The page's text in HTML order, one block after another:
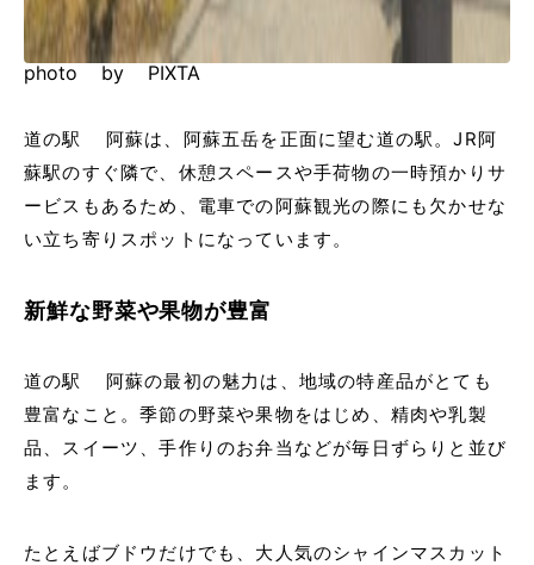
photo by PIXTA
道の駅 阿蘇は、阿蘇五岳を正面に望む道の駅。JR阿
蘇駅のすぐ隣で、休憩スペースや手荷物の一時預かりサ
ービスもあるため、電車での阿蘇観光の際にも欠かせな
い立ち寄りスポットになっています。
新鮮な野菜や果物が豊富
道の駅 阿蘇の最初の魅力は、地域の特産品がとても
豊富なこと。季節の野菜や果物をはじめ、精肉や乳製
品、スイーツ、手作りのお弁当などが毎日ずらりと並び
ます。
たとえばブドウだけでも、大人気のシャインマスカット